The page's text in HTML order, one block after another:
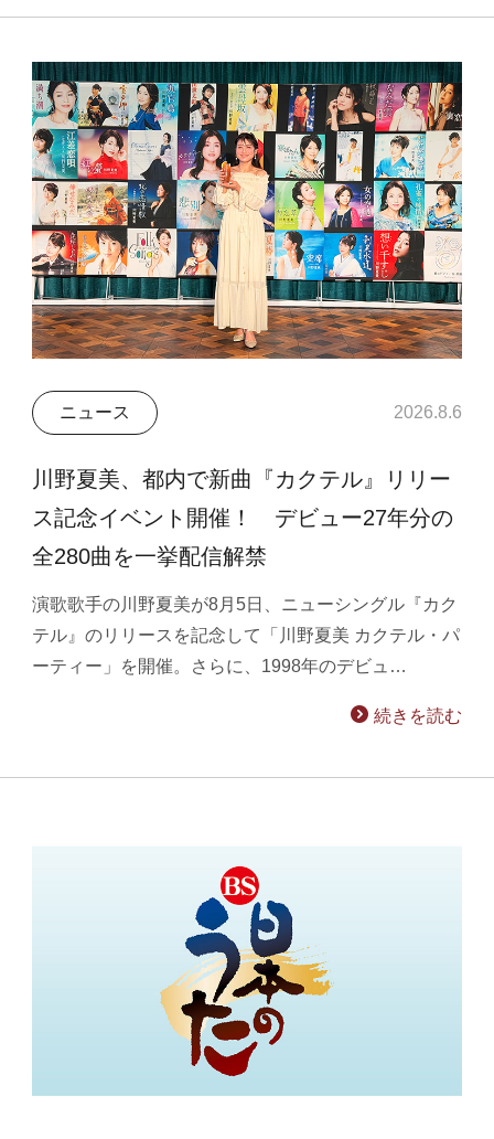
ニュース 2026.8.6
川野夏美、都内で新曲『カクテル』リリー
ス記念イベント開催！ デビュー27年分の
全280曲を一挙配信解禁
演歌歌手の川野夏美が8月5日、ニューシングル『カク
テル』のリリースを記念して「川野夏美 カクテル・パ
ーティー」を開催。さらに、1998年のデビュ…
続きを読む